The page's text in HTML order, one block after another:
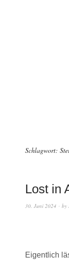
Schlagwort:
Lost in
30. Juni 2024 by
Eigentlich